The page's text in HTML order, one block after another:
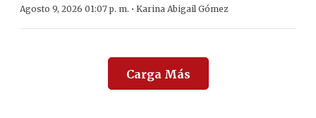
Agosto 9, 2026 01:07 p. m. · Karina Abigail Gómez
Carga Más